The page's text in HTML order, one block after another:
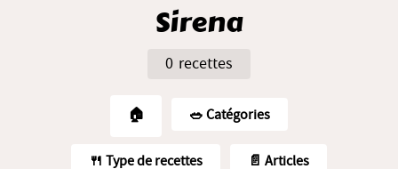
Sirena
0 recettes
🏠 🥗️ Catégories
🍴 Type de recettes 📄 Articles